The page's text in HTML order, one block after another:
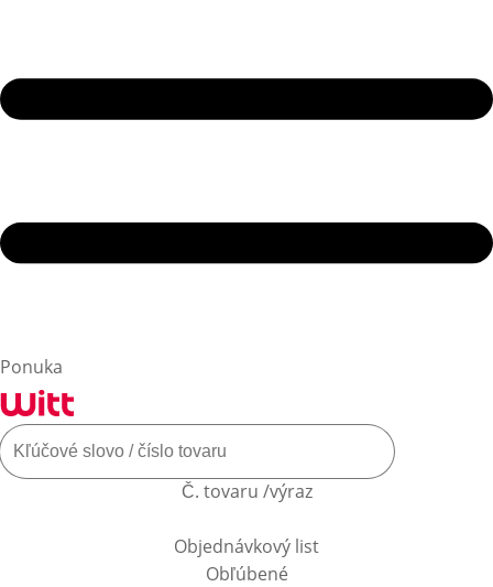
Ponuka
Č. tovaru /výraz
Objednávkový list
Obľúbené